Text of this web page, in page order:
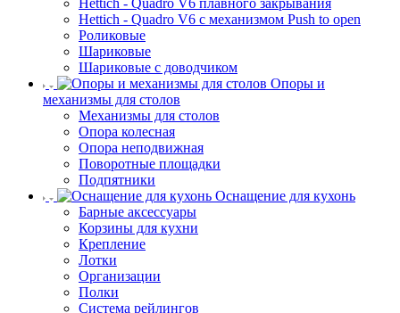
Hettich - Quadro V6 плавного закрывания
Hettich - Quadro V6 с механизмом Push to open
Роликовые
Шариковые
Шариковые с доводчиком
Опоры и
механизмы для столов
Механизмы для столов
Опора колесная
Опора неподвижная
Поворотные площадки
Подпятники
Оснащение для кухонь
Барные аксессуары
Корзины для кухни
Крепление
Лотки
Организации
Полки
Система рейлингов